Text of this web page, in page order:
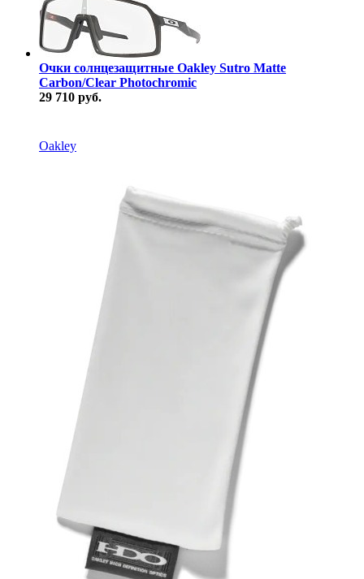
Очки солнцезащитные Oakley Sutro Matte
Carbon/Clear Photochromic
29 710 руб.
Oakley